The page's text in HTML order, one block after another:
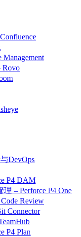
DevOps
P4 DAM
– Perforce P4 One
Review
Connector
P4 Plan